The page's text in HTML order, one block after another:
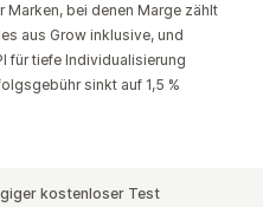
Marken, bei denen Marge zählt
aus Grow inklusive, und
für tiefe Individualisierung
sinkt auf 1,5 %
kostenloser Test